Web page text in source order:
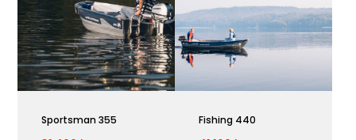
Sportsman 355 Fishing 440